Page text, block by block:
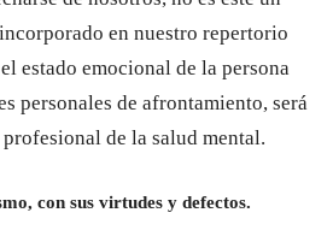
en nuestro repertorio
estado emocional de la persona
personales de afrontamiento, será
de la salud mental.
con sus virtudes y defectos.